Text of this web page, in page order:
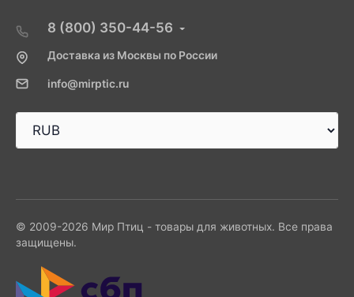
8 (800) 350-44-56
Доставка из Москвы по России
info@mirptic.ru
© 2009-2026 Мир Птиц - товары для животных. Все права
защищены.